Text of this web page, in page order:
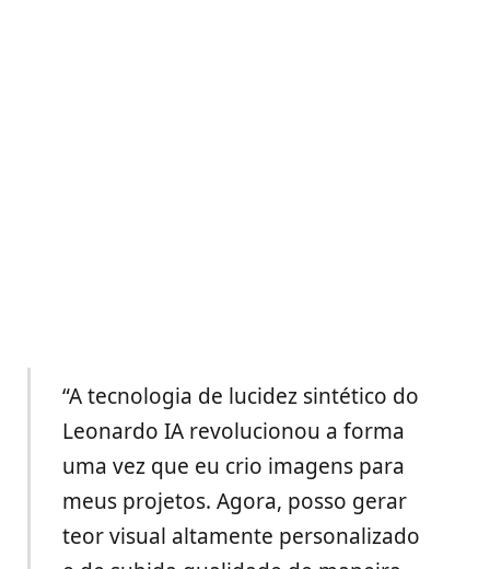
“A tecnologia de lucidez sintético do
Leonardo IA revolucionou a forma
uma vez que eu crio imagens para
meus projetos. Agora, posso gerar
teor visual altamente personalizado